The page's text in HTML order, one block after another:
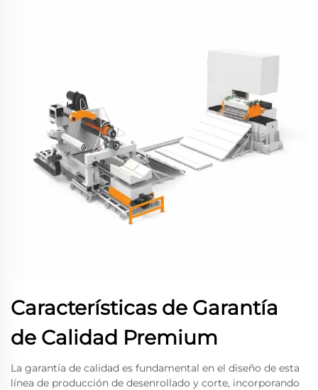
Características de Garantía
de Calidad Premium
La garantía de calidad es fundamental en el diseño de esta
línea de producción de desenrollado y corte, incorporando